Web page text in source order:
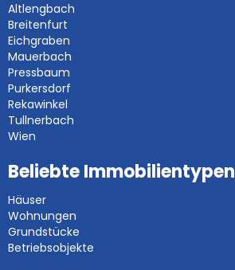
Altlengbach
Breitenfurt
Eichgraben
Mauerbach
Pressbaum
Purkersdorf
Rekawinkel
Tullnerbach
Wien
Beliebte Immobilientypen
Häuser
Wohnungen
Grundstücke
Betriebsobjekte